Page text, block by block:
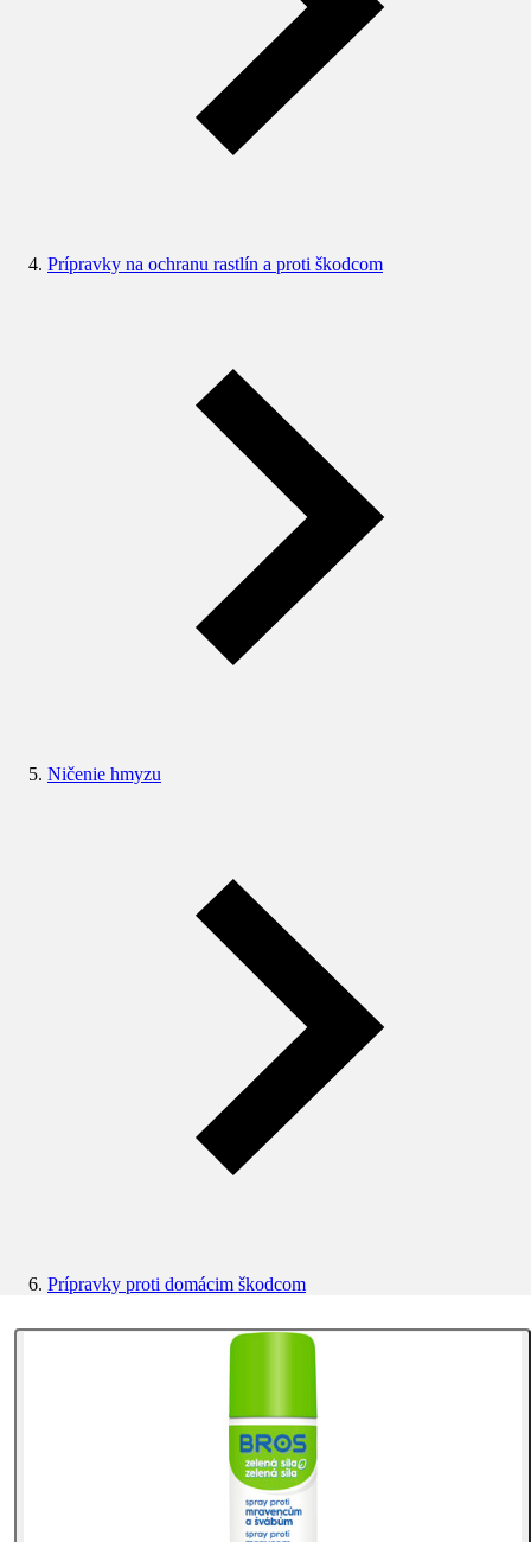
Prípravky na ochranu rastlín a proti škodcom
Ničenie hmyzu
Prípravky proti domácim škodcom